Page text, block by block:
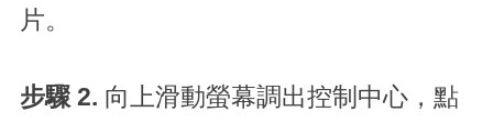
片。
步驟 2. 向上滑動螢幕調出控制中心，點